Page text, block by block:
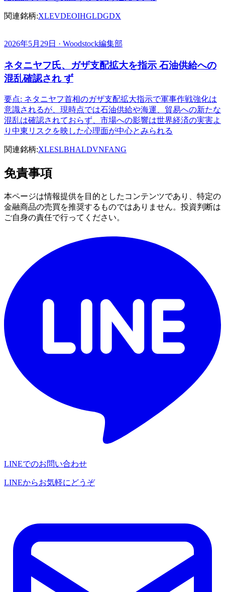
関連銘柄:XLEVDEOIHGLDGDX
2026年5月29日 · Woodstock編集部
ネタニヤフ氏、ガザ支配拡大を指示 石油供給への
混乱確認され ず
要点: ネタニヤフ首相のガザ支配拡大指示で軍事作戦強化は
意識されるが、現時点では石油供給や海運、貿易への新たな
混乱は確認されておらず、市場への影響は世界経済の実害よ
り中東リスクを映した心理面が中心とみられる
関連銘柄:XLESLBHALDVNFANG
免責事項
本ページは情報提供を目的としたコンテンツであり、特定の
金融商品の売買を推奨するものではありません。投資判断は
ご自身の責任で行ってください。
LINEでのお問い合わせ
LINEからお気軽にどうぞ